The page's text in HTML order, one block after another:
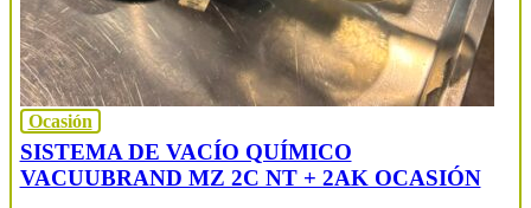
Ocasión
SISTEMA DE VACÍO QUÍMICO
VACUUBRAND MZ 2C NT + 2AK OCASIÓN